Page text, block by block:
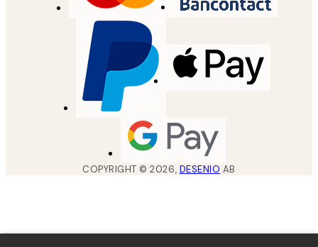
COPYRIGHT ©2026, DESENIO AB